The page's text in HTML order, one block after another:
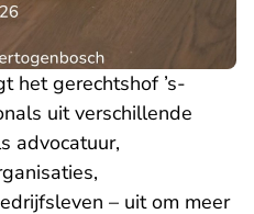
het gerechtshof ’s-
uit verschillende
advocatuur,
– uit om meer